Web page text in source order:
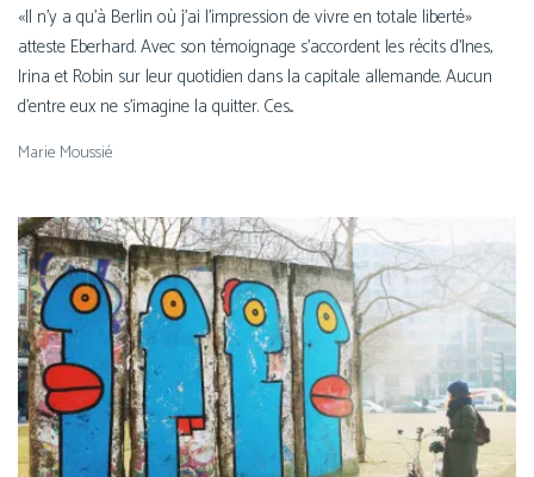
«Il n’y a qu’à Berlin où j’ai l’impression de vivre en totale liberté»
atteste Eberhard. Avec son témoignage s'accordent les récits d'Ines,
Irina et Robin sur leur quotidien dans la capitale allemande. Aucun
d'entre eux ne s'imagine la quitter. Ces...
Marie Moussié